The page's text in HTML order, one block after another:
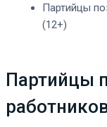
Партийцы
(12+)
Партийцы